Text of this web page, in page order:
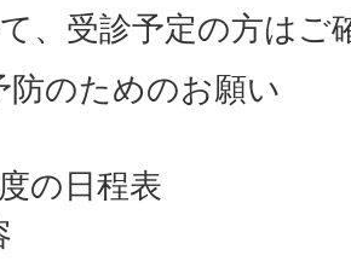
、受診予定の方はご
防のためのお願い
の日程表